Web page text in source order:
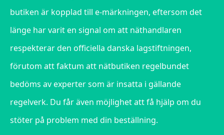
butiken är kopplad till e-märkningen, eftersom det
länge har varit en signal om att näthandlaren
respekterar den officiella danska lagstiftningen,
förutom att faktum att nätbutiken regelbundet
bedöms av experter som är insatta i gällande
regelverk. Du får även möjlighet att få hjälp om du
stöter på problem med din beställning.